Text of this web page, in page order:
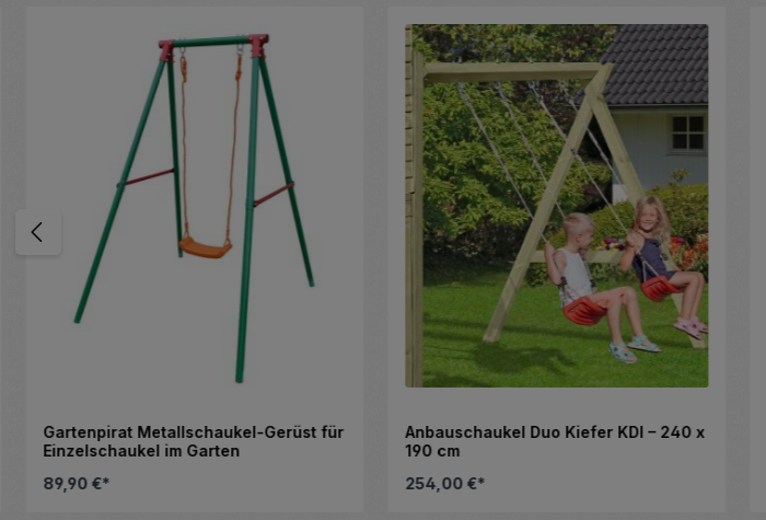
Gartenpirat Metallschaukel-Gerüst für
Einzelschaukel im Garten
89,90 €*
Anbauschaukel Duo Kiefer KDI – 240 x
190 cm
254,00 €*